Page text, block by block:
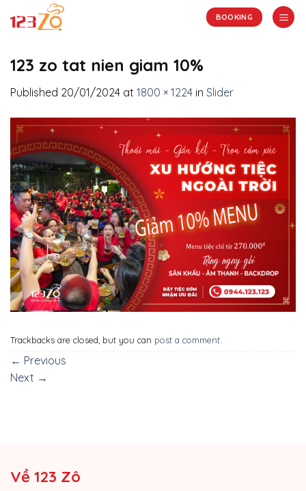
BOOKING
123 zo tat nien giam 10%
Published 20/01/2024 at 1800 × 1224 in Slider
Trackbacks are closed, but you can post a comment
← Previous
Next →
Về 123 Zô